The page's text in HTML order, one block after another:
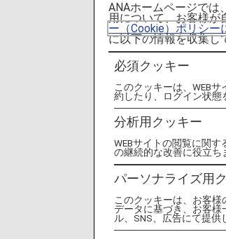
ANAホームページでは
用について、お客様が
ー（Cookie）ポリシー
に以下の情報を収集し
必須クッキー
このクッキーは、WEB
約したり、ログイン状
分析用クッキー
WEBサイトの閲覧に関
の継続的な改善に役立ち
パーソナライズ用
このクッキーは、お客
データに基づき、お客様
ル、SNS、広告にて提供